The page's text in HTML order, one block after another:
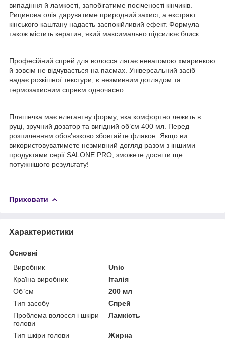
випадіння й ламкості, запобігатиме посіченості кінчиків.
Рицинова олія даруватиме природний захист, а екстракт
кінського каштану надасть заспокійливий ефект. Формула
також містить кератин, який максимально підсилює блиск.
Професійний спрей для волосся лягає невагомою хмаринкою
й зовсім не відчувається на пасмах. Універсальний засіб
надає розкішної текстури, є незмивним доглядом та
термозахисним спреєм одночасно.
Пляшечка має елегантну форму, яка комфортно лежить в
руці, зручний дозатор та вигідний об’єм 400 мл. Перед
розпиленням обов’язково збовтайте флакон. Якщо ви
використовуватимете незмивний догляд разом з іншими
продуктами серії SALONE PRO, зможете досягти ще
потужнішого результату!
Приховати
Характеристики
Основні
Виробник
Unic
Країна виробник
Італія
Об`єм
200 мл
Тип засобу
Спрей
Проблема волосся і шкіри
голови
Ламкість
Тип шкіри голови
Жирна